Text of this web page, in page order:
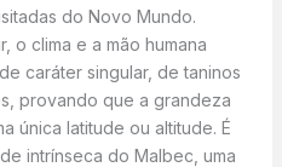
do Novo Mundo.
o clima e a mão humana
caráter singular, de taninos
provando que a grandeza
única latitude ou altitude. É
intrínseca do Malbec, uma